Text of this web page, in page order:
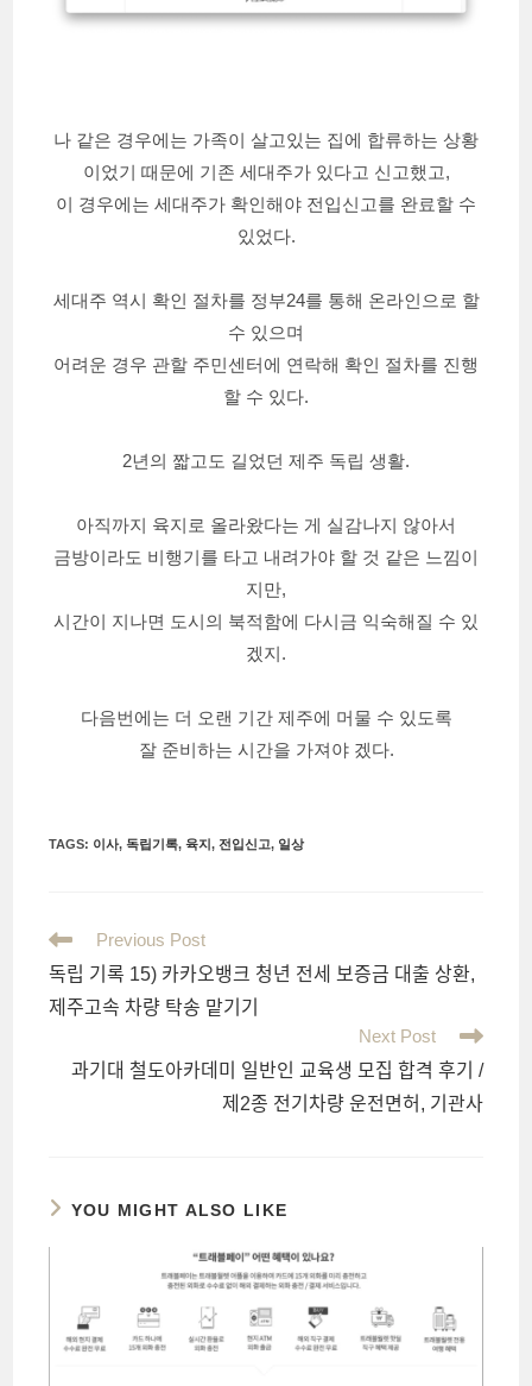
나 같은 경우에는 가족이 살고있는 집에 합류하는 상황
이었기 때문에 기존 세대주가 있다고 신고했고,
이 경우에는 세대주가 확인해야 전입신고를 완료할 수
있었다.
세대주 역시 확인 절차를 정부24를 통해 온라인으로 할
수 있으며
어려운 경우 관할 주민센터에 연락해 확인 절차를 진행
할 수 있다.
2년의 짧고도 길었던 제주 독립 생활.
아직까지 육지로 올라왔다는 게 실감나지 않아서
금방이라도 비행기를 타고 내려가야 할 것 같은 느낌이
지만,
시간이 지나면 도시의 북적함에 다시금 익숙해질 수 있
겠지.
다음번에는 더 오랜 기간 제주에 머물 수 있도록
잘 준비하는 시간을 가져야 겠다.
TAGS: 이사, 독립기록, 육지, 전입신고, 일상
Read
more
articles
Previous Post
독립 기록 15) 카카오뱅크 청년 전세 보증금 대출 상환,
제주고속 차량 탁송 맡기기
Next Post
과기대 철도아카데미 일반인 교육생 모집 합격 후기 /
제2종 전기차량 운전면허, 기관사
YOU MIGHT ALSO LIKE